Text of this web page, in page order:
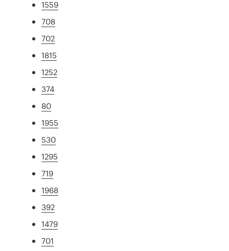
1559
708
702
1815
1252
374
80
1955
530
1295
719
1968
392
1479
701